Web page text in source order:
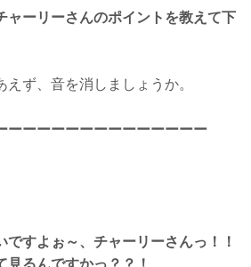
ャーリーさんのポイントを教えて下
ず、音を消しましょうか。
ーーーーーーーーーーーーーー
ですよぉ～、チャーリーさんっ！！
見るんですかっ？？！